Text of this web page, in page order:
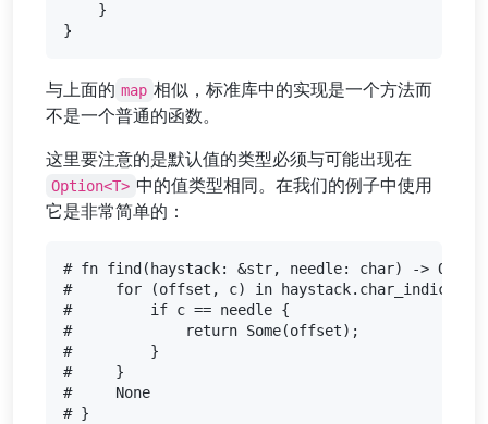
    }
与上面的 map 相似，标准库中的实现是一个方法而
不是一个普通的函数。
这里要注意的是默认值的类型必须与可能出现在
Option<T> 中的值类型相同。在我们的例子中使用
它是非常简单的：
# fn find(haystack: &str, needle: char) ->
#     for (offset, c) in
#         if c == needle {
#             return Some(offset);
#         }
#     }
#     None
# }